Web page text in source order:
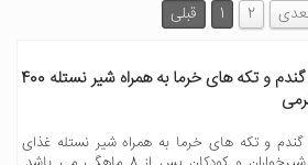
قبلی 1 2
سرلاک گندم و تکه های خرما به همراه شیر نستله 400
و تکه های خرما به همراه شیر نستله غذای